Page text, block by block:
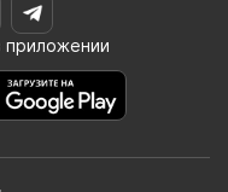
приложении